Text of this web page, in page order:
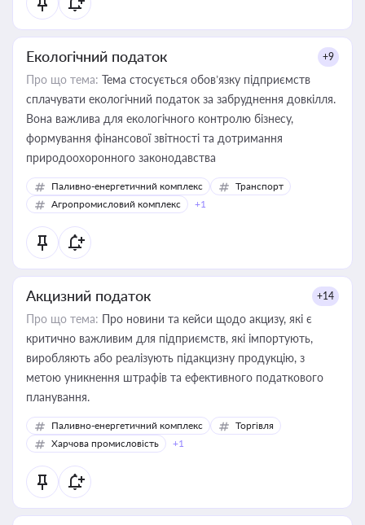
Екологічний податок +9
Про що тема: Тема стосується обов’язку підприємств
сплачувати екологічний податок за забруднення довкілля.
Вона важлива для екологічного контролю бізнесу,
формування фінансової звітності та дотримання
природоохоронного законодавства
Паливно-енергетичний комплекс
Транспорт
Агропромисловий комплекс
+1
Акцизний податок +14
Про що тема: Про новини та кейси щодо акцизу, які є
критично важливим для підприємств, які імпортують,
виробляють або реалізують підакцизну продукцію, з
метою уникнення штрафів та ефективного податкового
планування.
Паливно-енергетичний комплекс
Торгівля
Харчова промисловість
+1